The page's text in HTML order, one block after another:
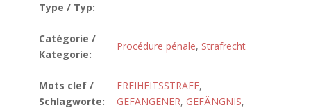
Type / Typ:
Catégorie /
Kategorie:
Procédure pénale, Strafrecht
Mots clef /
Schlagworte:
FREIHEITSSTRAFE,
GEFANGENER, GEFÄNGNIS,